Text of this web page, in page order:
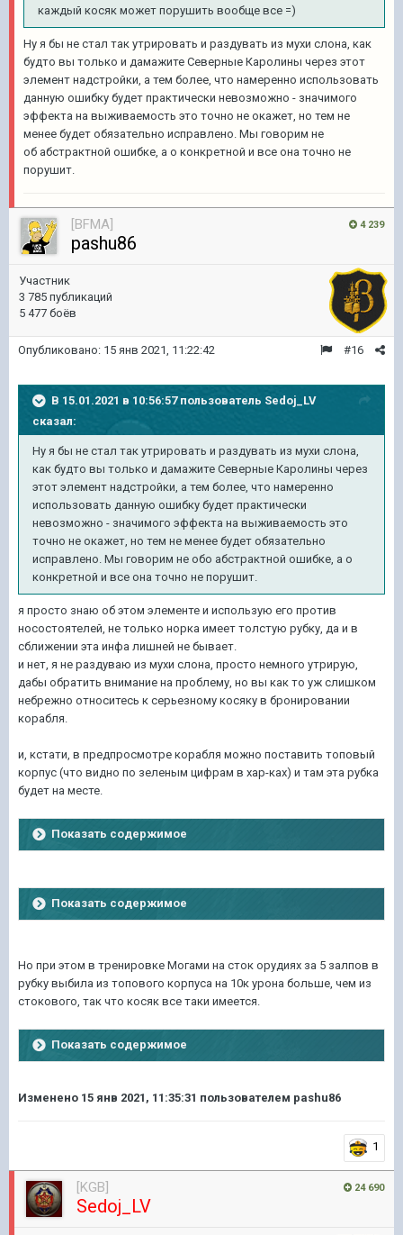
каждый косяк может порушить вообще все =)
Ну я бы не стал так утрировать и раздувать из мухи слона, как
будто вы только и дамажите Северные Каролины через этот
элемент надстройки, а тем более, что намеренно использовать
данную ошибку будет практически невозможно - значимого
эффекта на выживаемость это точно не окажет, но тем не
менее будет обязательно исправлено. Мы говорим не
об абстрактной ошибке, а о конкретной и все она точно не
порушит.
4 239
[BFMA]
pashu86
Участник
3 785 публикаций
5 477 боёв
#16
Опубликовано: 15 янв 2021, 11:22:42
В 15.01.2021 в 10:56:57 пользователь Sedoj_LV
сказал:
Ну я бы не стал так утрировать и раздувать из мухи слона,
как будто вы только и дамажите Северные Каролины через
этот элемент надстройки, а тем более, что намеренно
использовать данную ошибку будет практически
невозможно - значимого эффекта на выживаемость это
точно не окажет, но тем не менее будет обязательно
исправлено. Мы говорим не обо абстрактной ошибке, а о
конкретной и все она точно не порушит.
я просто знаю об этом элементе и использую его против
носостоятелей, не только норка имеет толстую рубку, да и в
сближении эта инфа лишней не бывает.
и нет, я не раздуваю из мухи слона, просто немного утрирую,
дабы обратить внимание на проблему, но вы как то уж слишком
небрежно относитесь к серьезному косяку в бронировании
корабля.
и, кстати, в предпросмотре корабля можно поставить топовый
корпус (что видно по зеленым цифрам в хар-ках) и там эта рубка
будет на месте.
Показать содержимое
Показать содержимое
Но при этом в тренировке Могами на сток орудиях за 5 залпов в
рубку выбила из топового корпуса на 10к урона больше, чем из
стокового, так что косяк все таки имеется.
Показать содержимое
Изменено 15 янв 2021, 11:35:31 пользователем pashu86
1
24 690
[KGB]
Sedoj_LV